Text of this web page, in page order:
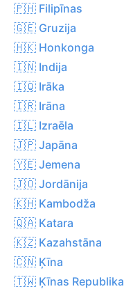
🇵🇭 Filipīnas
🇬🇪 Gruzija
🇭🇰 Honkonga
🇮🇳 Indija
🇮🇶 Irāka
🇮🇷 Irāna
🇮🇱 Izraēla
🇯🇵 Japāna
🇾🇪 Jemena
🇯🇴 Jordānija
🇰🇭 Kambodža
🇶🇦 Katara
🇰🇿 Kazahstāna
🇨🇳 Ķīna
🇹🇼 Ķīnas Republika